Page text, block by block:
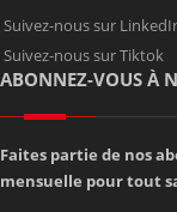
Suivez-nous sur
Suivez-nous sur Tiktok
ABONNEZ-VOUS À
Faites partie de nos
mensuelle pour tout